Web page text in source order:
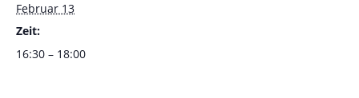
Februar 13
Zeit:
16:30 – 18:00